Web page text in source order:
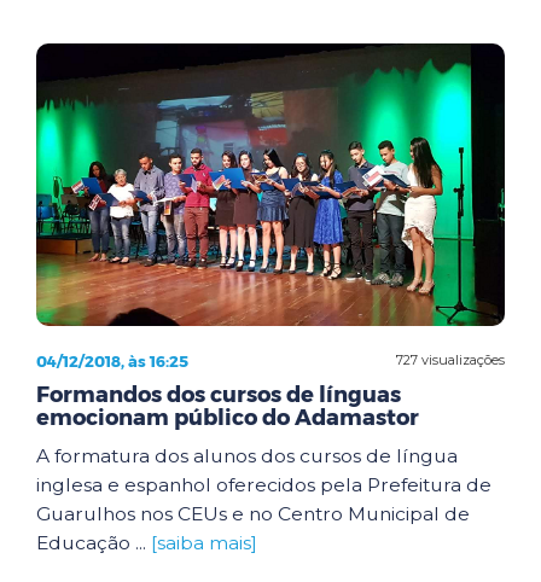
727 visualizações
04/12/2018, às 16:25
Formandos dos cursos de línguas
emocionam público do Adamastor
A formatura dos alunos dos cursos de língua
inglesa e espanhol oferecidos pela Prefeitura de
Guarulhos nos CEUs e no Centro Municipal de
Educação ... [saiba mais]